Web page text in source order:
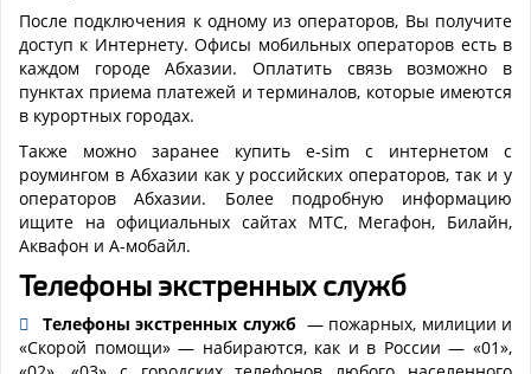
После подключения к одному из операторов, Вы получите
доступ к Интернету. Офисы мобильных операторов есть в
каждом городе Абхазии. Оплатить связь возможно в
пунктах приема платежей и терминалов, которые имеются
в курортных городах.
Также можно заранее купить e-sim с интернетом с
роумингом в Абхазии как у российских операторов, так и у
операторов Абхазии. Более подробную информацию
ищите на официальных сайтах МТС, Мегафон, Билайн,
Аквафон и А-мобайл.
Телефоны экстренных служб
Телефоны экстренных служб — пожарных, милиции и
«Скорой помощи» — набираются, как и в России — «01»,